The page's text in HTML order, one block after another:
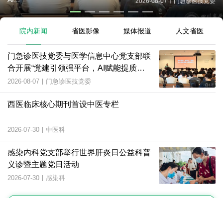
院内新闻 省医影像 媒体报道 人文省医
门急诊医技党委与医学信息中心党支部联
合开展“党建引领强平台，AI赋能提质
效”主题党日活动
2026-08-07 | 门急诊医技党委
西医临床核心期刊首设中医专栏
2026-07-30 | 中医科
感染内科党支部举行世界肝炎日公益科普
义诊暨主题党日活动
2026-07-30 | 感染科